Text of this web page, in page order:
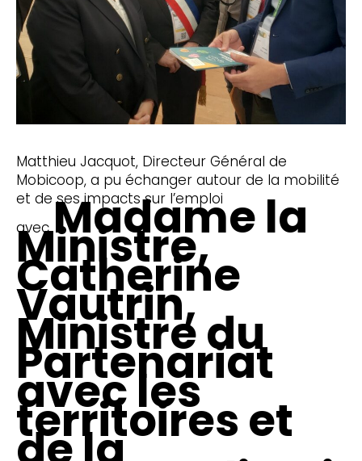
Matthieu Jacquot, Directeur Général de
Mobicoop, a pu échanger autour de la mobilité
et de ses impacts sur l’emploi
avecMadame la
Ministre,
Catherine
Vautrin,
Ministre du
Partenariat
avec les
territoires et